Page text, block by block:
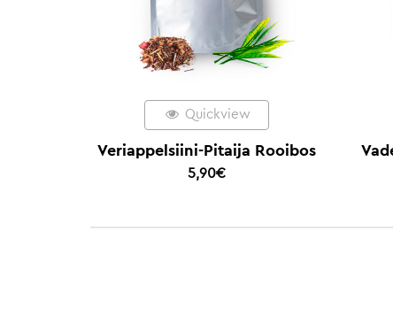
Quickview
Veriappelsiini-Pitaija Rooibos
5,90€